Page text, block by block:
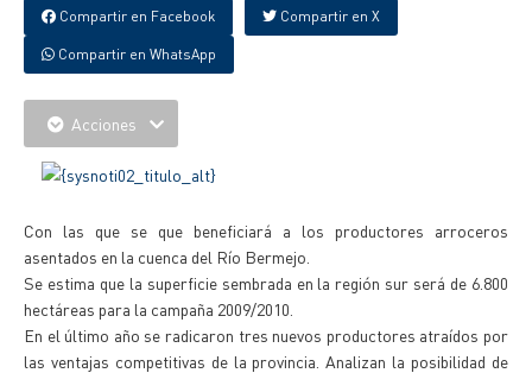
Compartir en Facebook Compartir en X
Compartir en WhatsApp
Acciones
Con las que se que beneficiará a los productores arroceros
asentados en la cuenca del Río Bermejo.
Se estima que la superficie sembrada en la región sur será de 6.800
hectáreas para la campaña 2009/2010.
En el último año se radicaron tres nuevos productores atraídos por
las ventajas competitivas de la provincia. Analizan la posibilidad de